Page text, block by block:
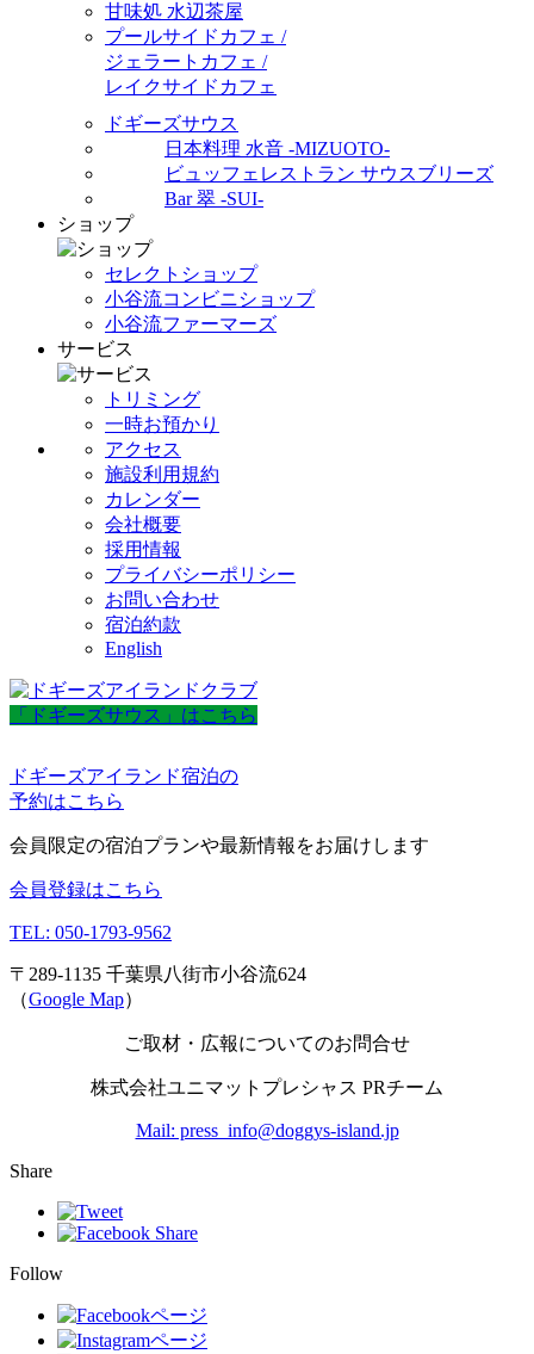
甘味処 水辺茶屋
プールサイドカフェ /
ジェラートカフェ /
レイクサイドカフェ
ドギーズサウス
日本料理 水音 -MIZUOTO-
ビュッフェレストラン サウスブリーズ
Bar 翠 -SUI-
ショップ
セレクトショップ
小谷流コンビニショップ
小谷流ファーマーズ
サービス
トリミング
一時お預かり
アクセス
施設利用規約
カレンダー
会社概要
採用情報
プライバシーポリシー
お問い合わせ
宿泊約款
English
「ドギーズサウス」はこちら
ドギーズアイランド宿泊の
予約はこちら
会員限定の宿泊プランや最新情報をお届けします
会員登録はこちら
TEL: 050-1793-9562
〒289-1135 千葉県八街市小谷流624
（Google Map）
ご取材・広報についてのお問合せ
株式会社ユニマットプレシャス PRチーム
Mail: press_info@doggys-island.jp
Share
Follow